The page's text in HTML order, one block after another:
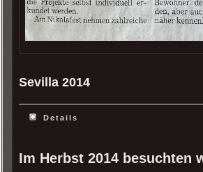
Sevilla 2014
Details
Im Herbst 2014 besuchten